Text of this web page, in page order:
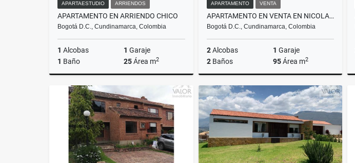
APARTAESTUDIO ARRIENDOS
APARTAMENTO EN ARRIENDO CHICO
Bogotá D.C., Cundinamarca, Colombia
1 Alcobas 1 Garaje
1 Baño 25Área m2
Arriendos
$2.500.000
APARTAMENTO VENTA
APARTAMENTO EN VENTA EN NICOLAS DE FEDERMAN
Bogotá D.C., Cundinamarca, Colombia
2Alcobas 1 Garaje
2Baños 95Área m2
Venta
$700.000.000